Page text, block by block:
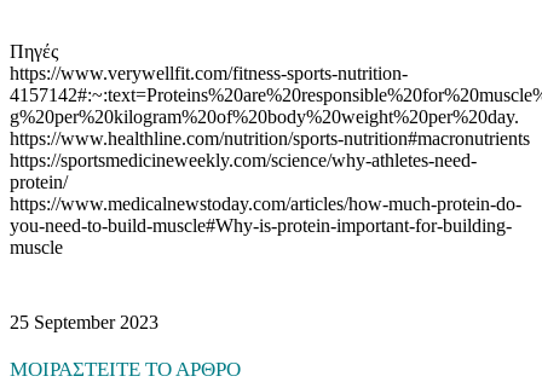
Πηγές
https://www.verywellfit.com/fitness-sports-nutrition-
g%20per%20kilogram%20of%20body%20weight%20per%20day.
https://www.healthline.com/nutrition/sports-nutrition#macronutrients
https://sportsmedicineweekly.com/science/why-athletes-need-
protein/
https://www.medicalnewstoday.com/articles/how-much-protein-do-
you-need-to-build-muscle#Why-is-protein-important-for-building-
muscle
25 September 2023
ΜΟΙΡΑΣΤΕΙΤΕ ΤΟ ΑΡΘΡΟ